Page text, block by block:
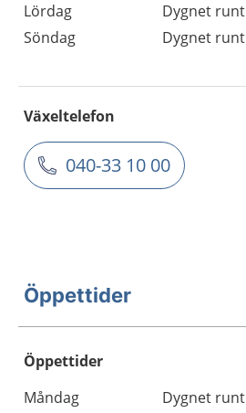
Lördag
Dygnet runt
Söndag
Dygnet runt
Växeltelefon
040-33 10 00
Öppettider
Öppettider
Dag
Öppettider
Kommentarer
Måndag
Dygnet runt